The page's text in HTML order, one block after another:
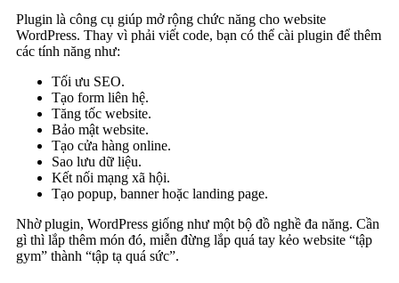
Plugin là công cụ giúp mở rộng chức năng cho website
WordPress. Thay vì phải viết code, bạn có thể cài plugin để thêm
các tính năng như:
Tối ưu SEO.
Tạo form liên hệ.
Tăng tốc website.
Bảo mật website.
Tạo cửa hàng online.
Sao lưu dữ liệu.
Kết nối mạng xã hội.
Tạo popup, banner hoặc landing page.
Nhờ plugin, WordPress giống như một bộ đồ nghề đa năng. Cần
gì thì lắp thêm món đó, miễn đừng lắp quá tay kẻo website “tập
gym” thành “tập tạ quá sức”.